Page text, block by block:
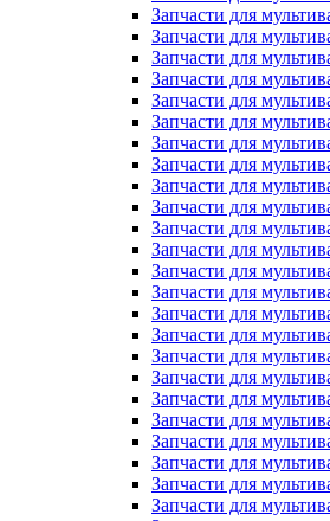
Запчасти для
Запчасти для
Запчасти для
Запчасти для
Запчасти для
Запчасти для
Запчасти для
Запчасти для
Запчасти для
Запчасти для
Запчасти для
Запчасти для
Запчасти для
Запчасти для
Запчасти для
Запчасти для
Запчасти для
Запчасти для
Запчасти для
Запчасти для
Запчасти для
Запчасти для
Запчасти для
Запчасти для